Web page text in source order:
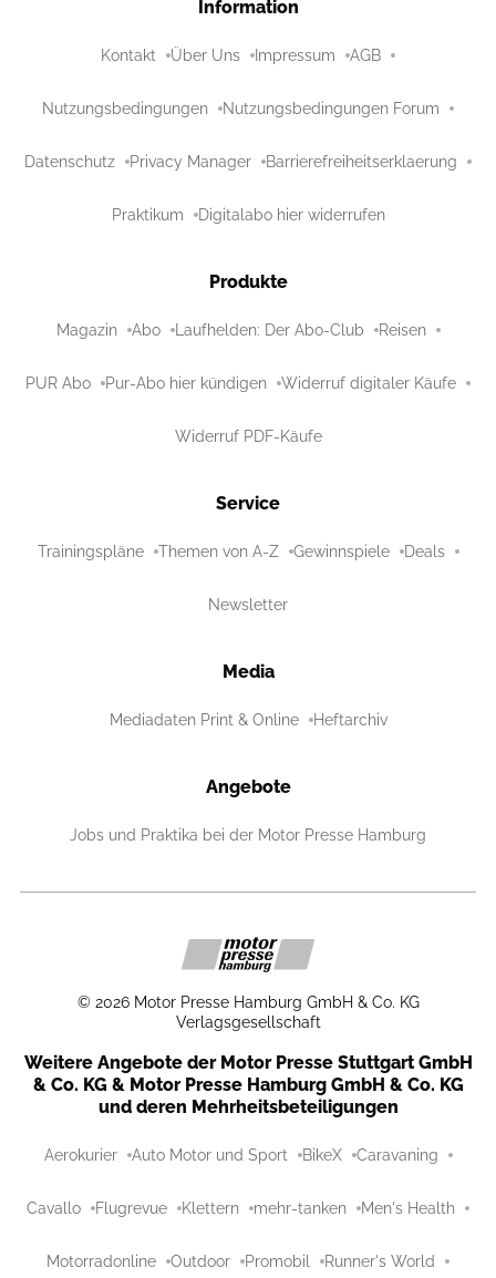
Information
Kontakt Über Uns Impressum AGB
Nutzungsbedingungen Nutzungsbedingungen Forum
Datenschutz Privacy Manager Barrierefreiheitserklaerung
Praktikum Digitalabo hier widerrufen
Produkte
Magazin Abo Laufhelden: Der Abo-Club Reisen
PUR Abo Pur-Abo hier kündigen Widerruf digitaler Käufe
Widerruf PDF-Käufe
Service
Trainingspläne Themen von A-Z Gewinnspiele Deals
Newsletter
Media
Mediadaten Print & Online Heftarchiv
Angebote
Jobs und Praktika bei der Motor Presse Hamburg
© 2026 Motor Presse Hamburg GmbH & Co. KG
Verlagsgesellschaft
Weitere Angebote der Motor Presse Stuttgart GmbH
& Co. KG & Motor Presse Hamburg GmbH & Co. KG
und deren Mehrheitsbeteiligungen
Aerokurier Auto Motor und Sport BikeX Caravaning
Cavallo Flugrevue Klettern mehr-tanken Men's Health
Motorradonline Outdoor Promobil Runner's World